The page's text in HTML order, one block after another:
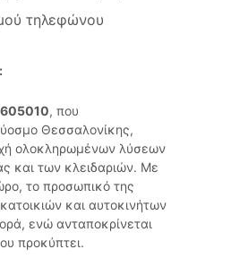
τηλεφώνου
, που
Θεσσαλονίκης,
ολοκληρωμένων λύσεων
και των κλειδαριών. Με
το προσωπικό της
και αυτοκινήτων
ενώ ανταποκρίνεται
προκύπτει.